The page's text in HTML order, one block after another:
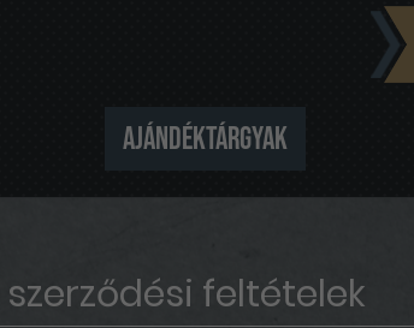
Ajándéktárgyak
feltételek